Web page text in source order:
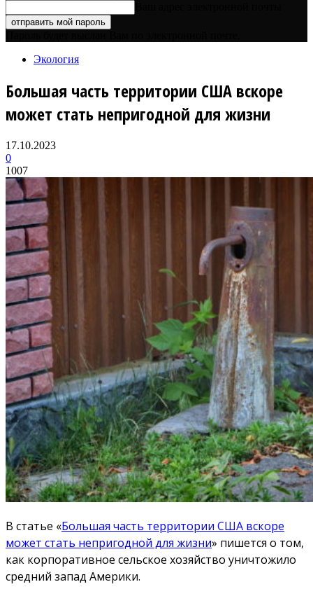
Экология
Большая часть территории США вскоре
может стать непригодной для жизни
17.10.2023
0
1007
В статье «Большая часть территории США вскоре
может стать непригодной для жизни» пишется о том,
как корпоративное сельское хозяйство уничтожило
средний запад Америки.